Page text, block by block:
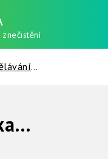
znečistění
PŘIHLÁSIT SE
Jak technika snižuje znečištění ovzduší ?